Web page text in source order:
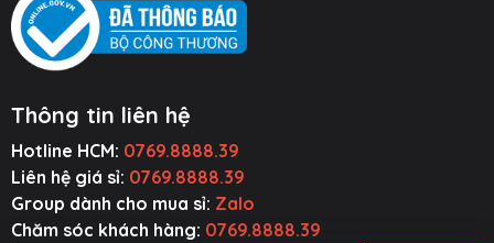
Kiện Ô Tô
Thiết Bị Âm
Thanh
Tiện Ích Thông
Minh
Thông tin liên hệ
Hotline HCM: 0769.8888.39
Liên hệ giá sỉ: 0769.8888.39
Group dành cho mua sỉ: Zalo
Chăm sóc khách hàng: 0769.8888.39